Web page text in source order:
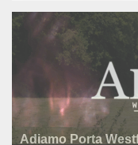
Adiamo Porta